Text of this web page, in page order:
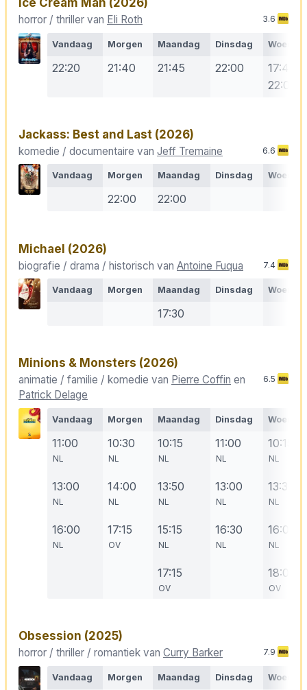
Ice Cream Man (2026)
horror / thriller van Eli Roth 3.6
Vandaag Morgen Maandag Dinsdag
22:20 21:40 21:45 22:00
17:45
22:00
Jackass: Best and Last (2026)
komedie / documentaire van Jeff Tremaine 6.6
Vandaag Morgen Maandag Dinsdag
22:00 22:00
Michael (2026)
biografie / drama / historisch van Antoine Fuqua 7.4
Vandaag Morgen Maandag Dinsdag
17:30
Minions & Monsters (2026)
animatie / familie / komedie van Pierre Coffin en
Patrick Delage
6.5
Vandaag Morgen Maandag Dinsdag
11:00
NL
13:00
NL
16:00
NL
10:30
NL
14:00
NL
17:15
OV
10:15
NL
13:50
NL
15:15
NL
17:15
OV
11:00
NL
13:00
NL
16:30
NL
10:15
NL
13:30
NL
16:00
NL
18:00
OV
Obsession (2025)
horror / thriller / romantiek van Curry Barker 7.9
Vandaag Morgen Maandag Dinsdag